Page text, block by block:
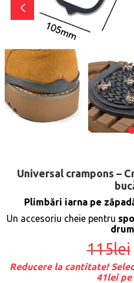
Universal crampons –
Plimbări iarna pe
Un accesoriu cheie pentru
115lei
Reducere la cantitate!
41lei